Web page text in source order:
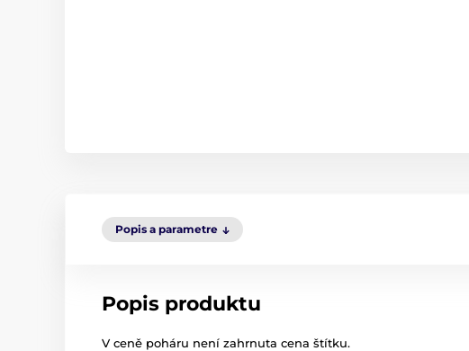
Popis a parametre
Popis produktu
V ceně poháru není zahrnuta cena štítku.